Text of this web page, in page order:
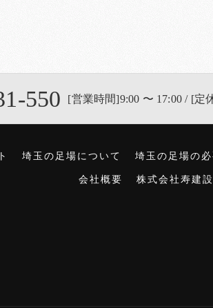
550 [営業時間]9:00 〜 17:00 / [定
埼玉の足場について 埼玉の足場の
会社概要 株式会社寿建設